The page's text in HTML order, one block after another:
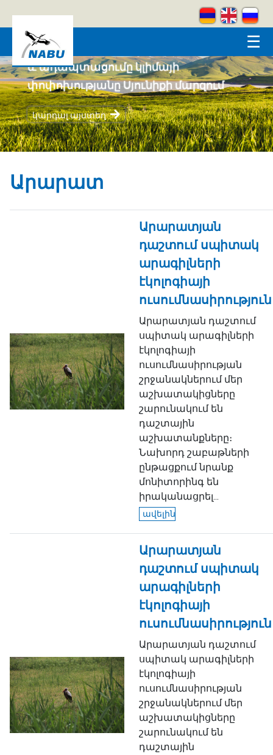
☰
Կրեատիվ լեռներ
կարդալ այստեղ
Արարատ
Արարատյան
դաշտում սպիտակ
արագիլների
էկոլոգիայի
ուսումնասիրություն
Արարատյան դաշտում
սպիտակ արագիլների
էկոլոգիայի
ուսումնասիրության
շրջանակներում մեր
աշխատակիցները
շարունակում են
դաշտային
աշխատանքները։
Նախորդ շաբաթների
ընթացքում նրանք
մոնիտորինգ են
իրականացրել...
ավելին
Արարատյան
դաշտում սպիտակ
արագիլների
էկոլոգիայի
ուսումնասիրություն
Արարատյան դաշտում
սպիտակ արագիլների
էկոլոգիայի
ուսումնասիրության
շրջանակներում մեր
աշխատակիցները
շարունակում են
դաշտային